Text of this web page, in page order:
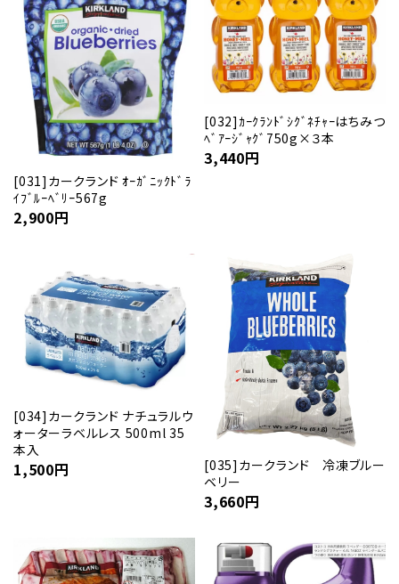
[031]カークランド ｵｰｶﾞﾆｯｸﾄﾞﾗ
ｲﾌﾞﾙｰﾍﾞﾘｰ567g
2,900円
[032]ｶｰｸﾗﾝﾄﾞｼｸﾞﾈﾁｬｰはちみつ
ﾍﾞｱｰｼﾞｬｸﾞ750g×３本
3,440円
[034]カークランド ナチュラルウ
ォーターラベルレス 500ml 35
本入
1,500円
[035]カークランド 冷凍ブルー
ベリー
3,660円